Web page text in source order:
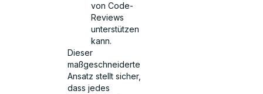
von Code-
Reviews
unterstützen
kann.
Dieser
maßgeschneiderte
Ansatz stellt sicher,
dass jedes